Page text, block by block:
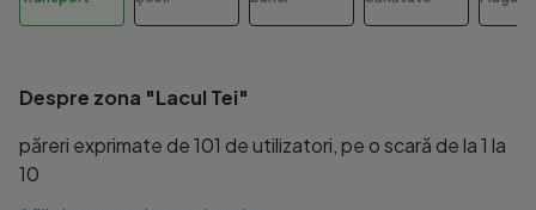
Despre zona "Lacul Tei"
păreri exprimate de 101 de utilizatori, pe o scară de la 1 la
10